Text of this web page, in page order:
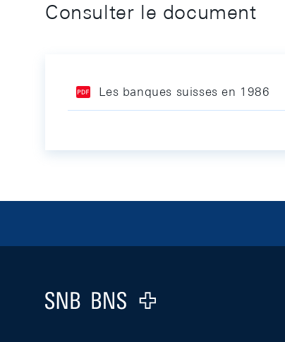
Consulter le document
Les banques suisses en 1986
Logo